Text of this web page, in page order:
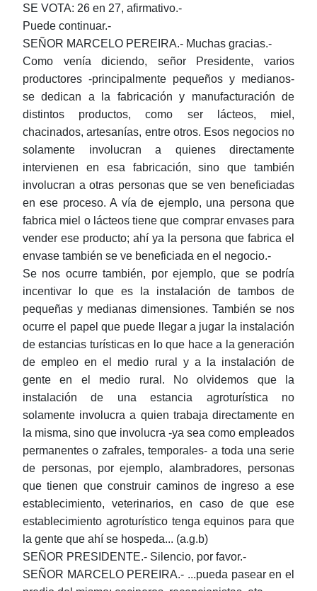
SE VOTA: 26 en 27, afirmativo.-
Puede continuar.-
SEÑOR MARCELO PEREIRA.- Muchas gracias.-
Como venía diciendo, señor Presidente, varios
productores -principalmente pequeños y medianos-
se dedican a la fabricación y manufacturación de
distintos productos, como ser lácteos, miel,
chacinados, artesanías, entre otros. Esos negocios no
solamente involucran a quienes directamente
intervienen en esa fabricación, sino que también
involucran a otras personas que se ven beneficiadas
en ese proceso. A vía de ejemplo, una persona que
fabrica miel o lácteos tiene que comprar envases para
vender ese producto; ahí ya la persona que fabrica el
envase también se ve beneficiada en el negocio.-
Se nos ocurre también, por ejemplo, que se podría
incentivar lo que es la instalación de tambos de
pequeñas y medianas dimensiones. También se nos
ocurre el papel que puede llegar a jugar la instalación
de estancias turísticas en lo que hace a la generación
de empleo en el medio rural y a la instalación de
gente en el medio rural. No olvidemos que la
instalación de una estancia agroturística no
solamente involucra a quien trabaja directamente en
la misma, sino que involucra -ya sea como empleados
permanentes o zafrales, temporales- a toda una serie
de personas, por ejemplo, alambradores, personas
que tienen que construir caminos de ingreso a ese
establecimiento, veterinarios, en caso de que ese
establecimiento agroturístico tenga equinos para que
la gente que ahí se hospeda... (a.g.b)
SEÑOR PRESIDENTE.- Silencio, por favor.-
SEÑOR MARCELO PEREIRA.- ...pueda pasear en el